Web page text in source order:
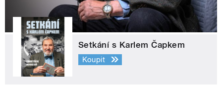
Setkání s Karlem Čapkem
Koupit